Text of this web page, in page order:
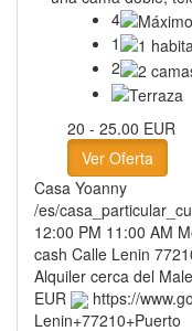
4
1
2
20 - 25.00 EUR
Ver Oferta
Casa Yoanny
/es/
12:00 PM 11:00 AM
cash Calle Lenin
Alquiler cerca del
EUR
https://
Lenin+77210+Puerto